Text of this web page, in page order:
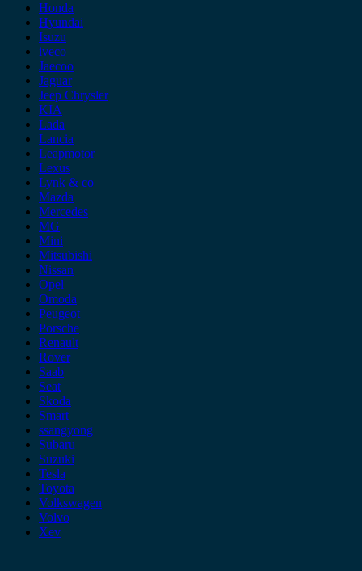
Honda
Hyundai
Isuzu
iveco
Jaecoo
Jaguar
Jeep Chrysler
KIA
Lada
Lancia
Leapmotor
Lexus
Lynk & co
Mazda
Mercedes
MG
Mini
Mitsubishi
Nissan
Opel
Omoda
Peugeot
Porsche
Renault
Rover
Saab
Seat
Skoda
Smart
ssangyong
Subaru
Suzuki
Tesla
Toyota
Volkswagen
Volvo
Xev